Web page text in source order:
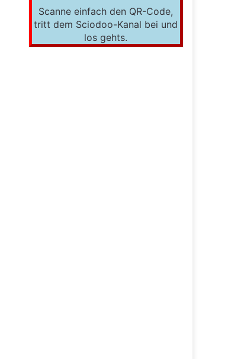
Scanne einfach den QR-Code,
tritt dem Sciodoo-Kanal bei und
los gehts.